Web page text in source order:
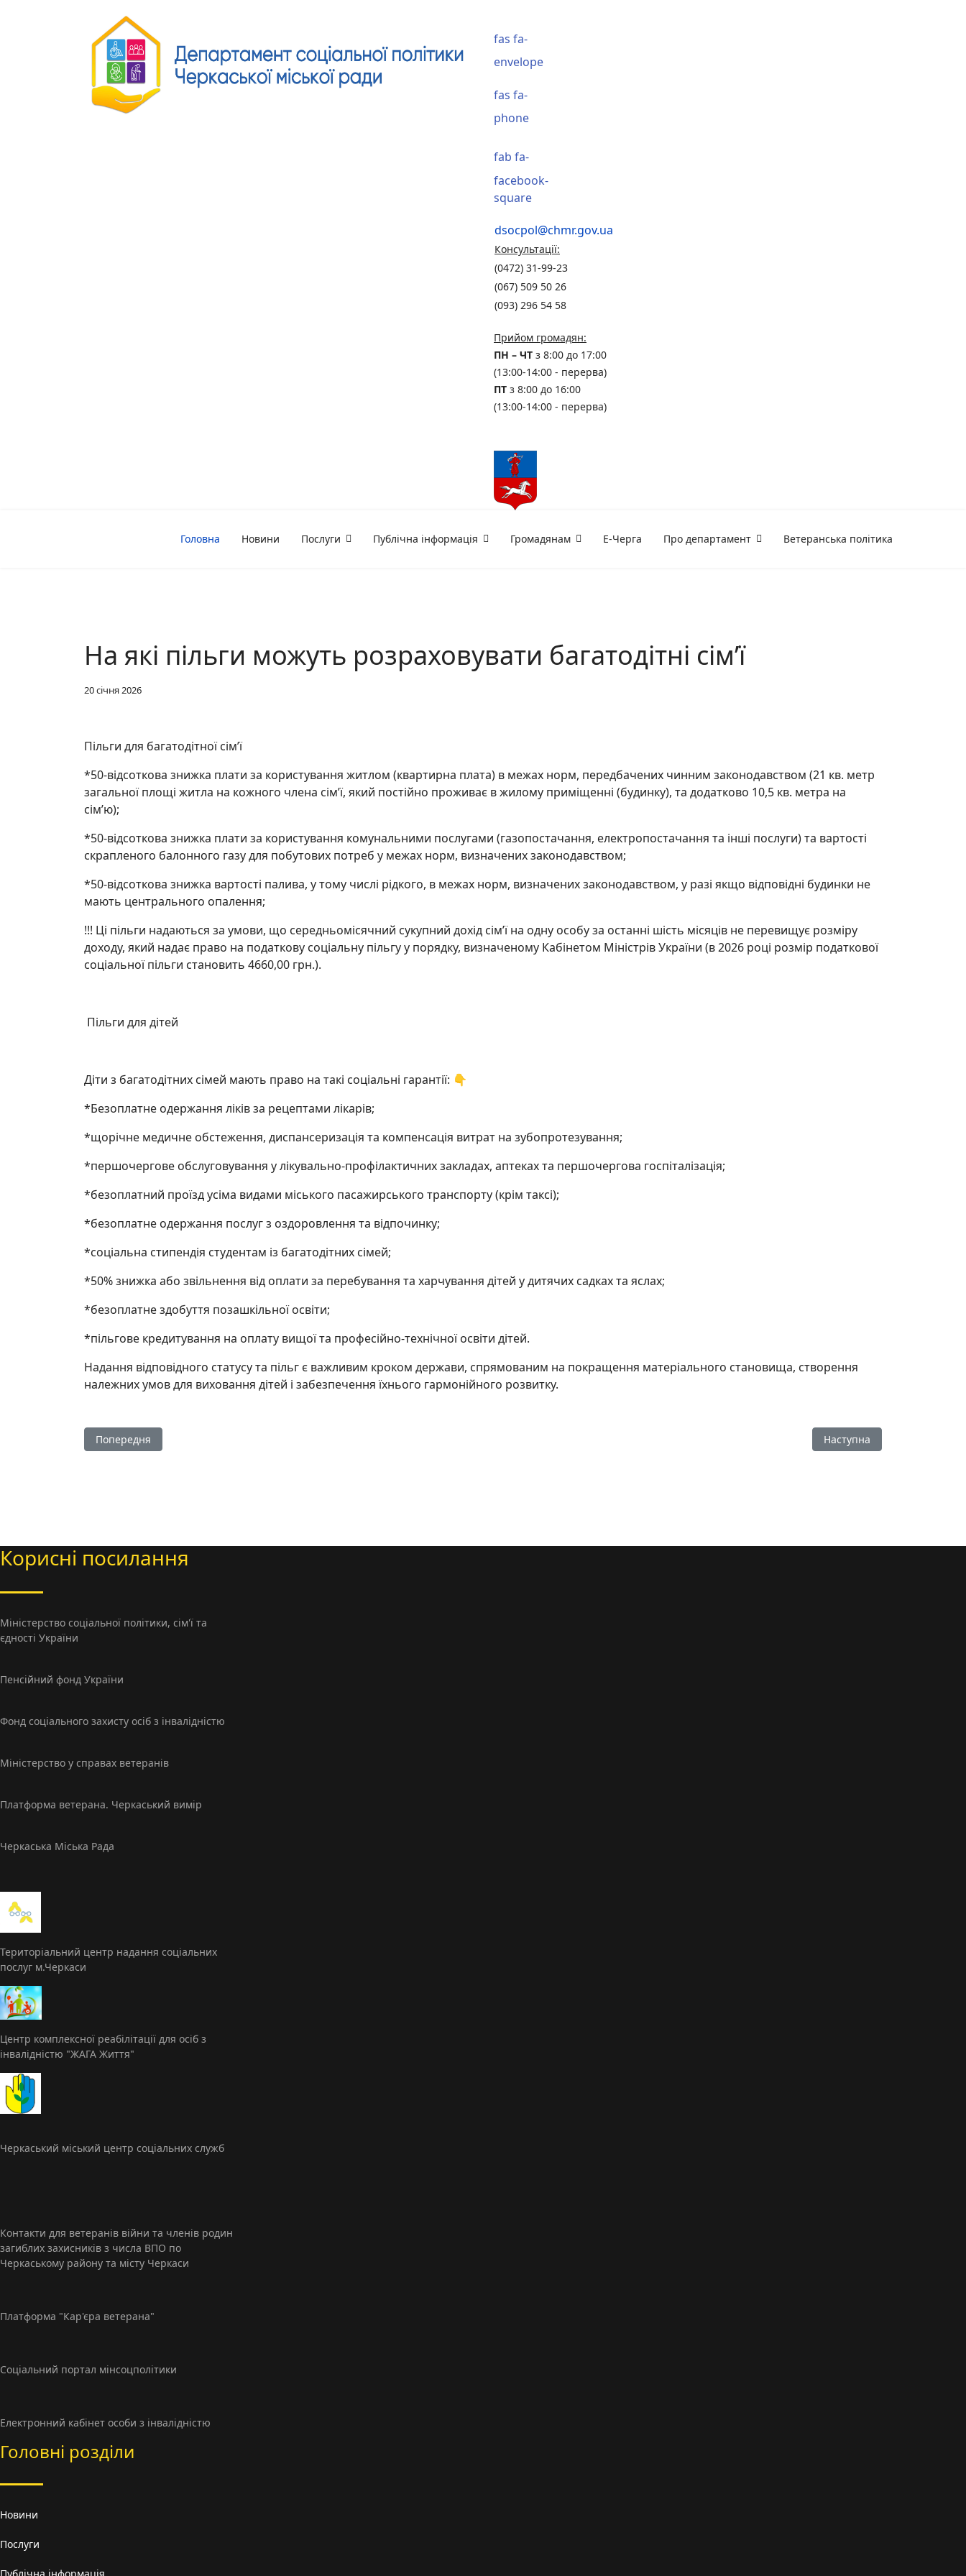
fas fa-
envelope
fas fa-
phone
fab fa-
facebook-
square
dsocpol@chmr.gov.ua
Консультації:
(0472) 31-99-23
(067) 509 50 26
(093) 296 54 58
Прийом громадян:
ПН – ЧТ з 8:00 до 17:00
(13:00-14:00 - перерва)
ПТ з 8:00 до 16:00
(13:00-14:00 - перерва)
Головна Новини Послуги Публічна інформація Громадянам Е-Черга Про департамент Ветеранська політика
На які пільги можуть розраховувати багатодітні сім’ї
20 січня 2026
Пільги для багатодітної сім’ї
*50-відсоткова знижка плати за користування житлом (квартирна плата) в межах норм, передбачених чинним законодавством (21 кв. метр
загальної площі житла на кожного члена сім’ї, який постійно проживає в жилому приміщенні (будинку), та додатково 10,5 кв. метра на
сім’ю);
*50-відсоткова знижка плати за користування комунальними послугами (газопостачання, електропостачання та інші послуги) та вартості
скрапленого балонного газу для побутових потреб у межах норм, визначених законодавством;
*50-відсоткова знижка вартості палива, у тому числі рідкого, в межах норм, визначених законодавством, у разі якщо відповідні будинки не
мають центрального опалення;
!!! Ці пільги надаються за умови, що середньомісячний сукупний дохід сім’ї на одну особу за останні шість місяців не перевищує розміру
доходу, який надає право на податкову соціальну пільгу у порядку, визначеному Кабінетом Міністрів України (в 2026 році розмір податкової
соціальної пільги становить 4660,00 грн.).
Пільги для дітей
Діти з багатодітних сімей мають право на такі соціальні гарантії: 👇
*Безоплатне одержання ліків за рецептами лікарів;
*щорічне медичне обстеження, диспансеризація та компенсація витрат на зубопротезування;
*першочергове обслуговування у лікувально-профілактичних закладах, аптеках та першочергова госпіталізація;
*безоплатний проїзд усіма видами міського пасажирського транспорту (крім таксі);
*безоплатне одержання послуг з оздоровлення та відпочинку;
*соціальна стипендія студентам із багатодітних сімей;
*50% знижка або звільнення від оплати за перебування та харчування дітей у дитячих садках та яслах;
*безоплатне здобуття позашкільної освіти;
*пільгове кредитування на оплату вищої та професійно-технічної освіти дітей.
Надання відповідного статусу та пільг є важливим кроком держави, спрямованим на покращення матеріального становища, створення
належних умов для виховання дітей і забезпечення їхнього гармонійного розвитку.
Попередня стаття: Допомога на проживання для ВПО: що варто знати
Попередня Наступна стаття:
Наступна
Корисні посилання
Міністерство соцiальної політики, сім'ї та
єдності України
Пенсійний фонд України
Фонд соціального захисту осіб з інвалідністю
Міністерство у справах ветеранів
Платформа ветерана. Черкаський вимір
Черкаська Міська Рада
Територіальний центр надання соціальних
послуг м.Черкаси
Центр комплексної реабілітації для осіб з
інвалідністю "ЖАГА Життя"
Черкаський міський центр соціальних служб
Контакти для ветеранів війни та членів родин
загиблих захисників з числа ВПО по
Черкаському району та місту Черкаси
Платформа "Кар'єра ветерана"
Соціальний портал мінсоцполітики
Електронний кабінет особи з інвалідністю
Головні розділи
Новини
Послуги